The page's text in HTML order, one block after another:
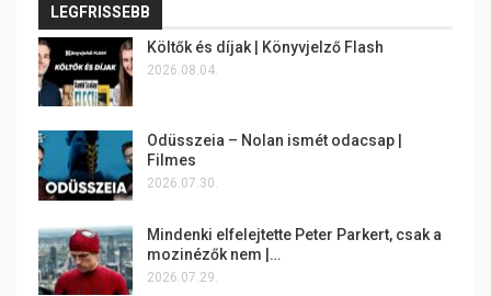
LEGFRISSEBB
Költők és díjak | Könyvjelző Flash
2026.08.04.
Odüsszeia – Nolan ismét odacsap |
Filmes
2026.07.30.
Mindenki elfelejtette Peter Parkert, csak a
mozinézők nem |…
2026.07.29.